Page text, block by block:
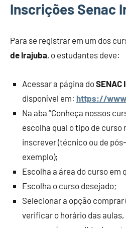
Inscrições Senac
Para se registrar em um dos
de Irajuba, o estudantes deve:
Acessar a página doSENAC
disponível em: https://
Na aba “Conheça nossos
escolha qual o tipo de curso
inscrever (técnico ou de
exemplo);
Escolha a área do curso em
Escolha o curso desejado;
Selecionar a opção
verificar o horário das